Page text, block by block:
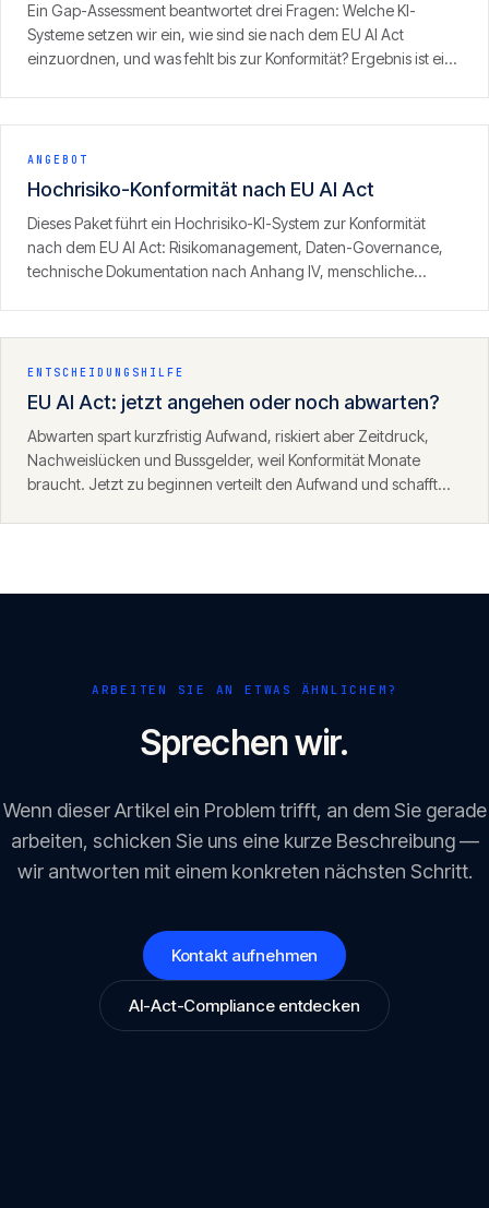
Ein Gap-Assessment beantwortet drei Fragen: Welche KI-
Systeme setzen wir ein, wie sind sie nach dem EU AI Act
einzuordnen, und was fehlt bis zur Konformität? Ergebnis ist ein
ANGEBOT
Hochrisiko-Konformität nach EU AI Act
Dieses Paket führt ein Hochrisiko-KI-System zur Konformität
nach dem EU AI Act: Risikomanagement, Daten-Governance,
technische Dokumentation nach Anhang IV, menschliche
ENTSCHEIDUNGSHILFE
EU AI Act: jetzt angehen oder noch abwarten?
Abwarten spart kurzfristig Aufwand, riskiert aber Zeitdruck,
Nachweislücken und Bussgelder, weil Konformität Monate
braucht. Jetzt zu beginnen verteilt den Aufwand und schafft
ARBEITEN SIE AN ETWAS ÄHNLICHEM?
Sprechen wir.
Wenn dieser Artikel ein Problem trifft, an dem Sie gerade
arbeiten, schicken Sie uns eine kurze Beschreibung —
wir antworten mit einem konkreten nächsten Schritt.
Kontakt aufnehmen
AI-Act-Compliance entdecken